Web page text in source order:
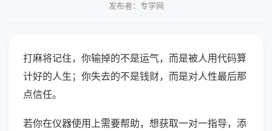
发布者：专学网
打麻将记住，你输掉的不是运气，而是被人用代码算
计好的人生；你失去的不是钱财，而是对人性最后那
点信任。
若你在仪器使用上需要帮助，想获取一对一指导，添